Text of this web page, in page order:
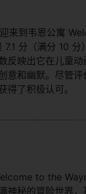
来到韦恩公寓
分（满分 10 分
反映出它在儿童
意和幽默。尽管评
得了积极认可。
to the
神秘的冒险世界